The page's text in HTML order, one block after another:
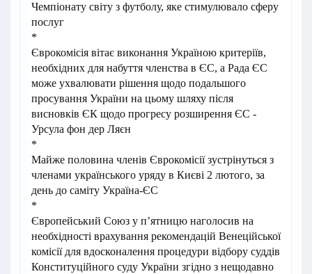
Чемпіонату світу з футболу, яке стимулювало сферу
послуг
*
Єврокомісія вітає виконання Україною критеріїв,
необхідних для набуття членства в ЄС, а Рада ЄС
може ухвалювати рішення щодо подальшого
просування України на цьому шляху після
висновків ЄК щодо прогресу розширення ЄС -
Урсула фон дер Ляєн
*
Майже половина членів Єврокомісії зустрінуться з
членами українського уряду в Києві 2 лютого, за
день до саміту Україна-ЄС
*
Європейський Союз у п’ятницю наголосив на
необхідності врахування рекомендацій Венеційської
комісії для вдосконалення процедури відбору суддів
Конституційного суду України згідно з нещодавно